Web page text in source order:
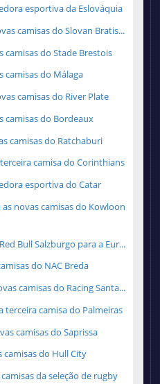
esportiva da Eslováquia
camisas do Slovan Bratis...
camisas do Stade Brestois
camisas do Málaga
camisas do River Plate
camisas do Bordeaux
camisas do Ratchaburi
camisa do Corinthians
esportiva do Catar
novas camisas do Kowloon
Bull Salzburgo para a Eur...
do NAC Breda
camisas do Racing Santa...
terceira camisa do Palmeiras
camisas do Saprissa
camisas do Hull City
da seleção de rugby